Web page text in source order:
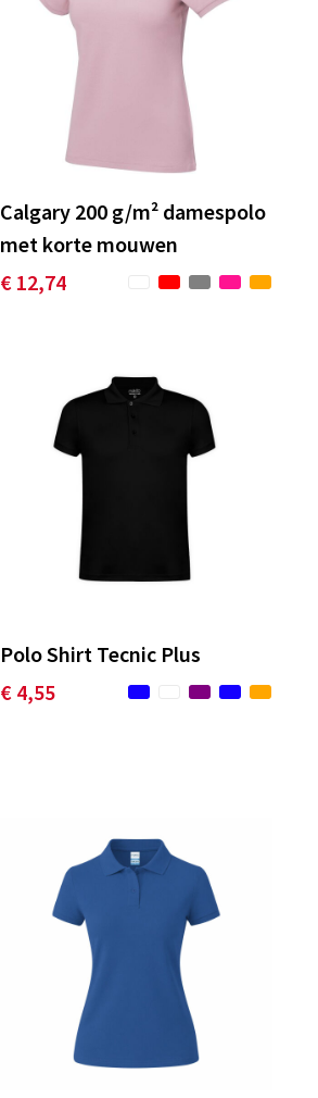
Calgary 200 g/m² damespolo
met korte mouwen
€ 12,74
Polo Shirt Tecnic Plus
€ 4,55